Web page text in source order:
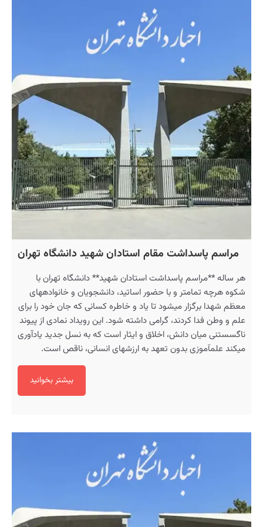
مراسم پاسداشت مقام استادان شهید دانشگاه تهران
هر ساله **مراسم پاسداشت استادان شهید** دانشگاه تهران با
شکوه هرچه تمامتر و با حضور اساتید، دانشجویان و خانوادههای
معظم شهدا برگزار میشود تا یاد و خاطره کسانی که جان خود را برای
علم و وطن فدا کردند، گرامی داشته شود. این رویداد نمادی از پیوند
ناگسستنی میان دانش، اخلاق و ایثار است که به نسل جدید یادآوری
میکند علمآموزی بدون تعهد به ارزشهای انسانی، ناقص است.
بیشتر بخوانید